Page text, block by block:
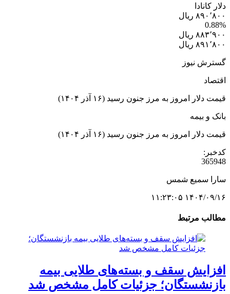
دلار کانادا
۸۹۰٬۸۰۰ ریال
0.88%
۸۸۳٬۹۰۰ ریال
۸۹۱٬۸۰۰ ریال
گسترش نیوز
اقتصاد
قیمت دلار امروز به مرز جنون رسید (۱۶ آذر ۱۴۰۴)
بانک و بیمه
قیمت دلار امروز به مرز جنون رسید (۱۶ آذر ۱۴۰۴)
کدخبر:
365948
سارا سمیع شمس
۱۴۰۴/۰۹/۱۶ ۱۱:۲۳:۰۵
مطالب مرتبط
افزایش سقف و بسته‌های طلایی بیمه
بازنشستگان؛ جزئیات کامل مشخص شد